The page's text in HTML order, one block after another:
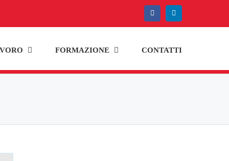
FacebookLinkedIn
FORMAZIONE CONTATTI